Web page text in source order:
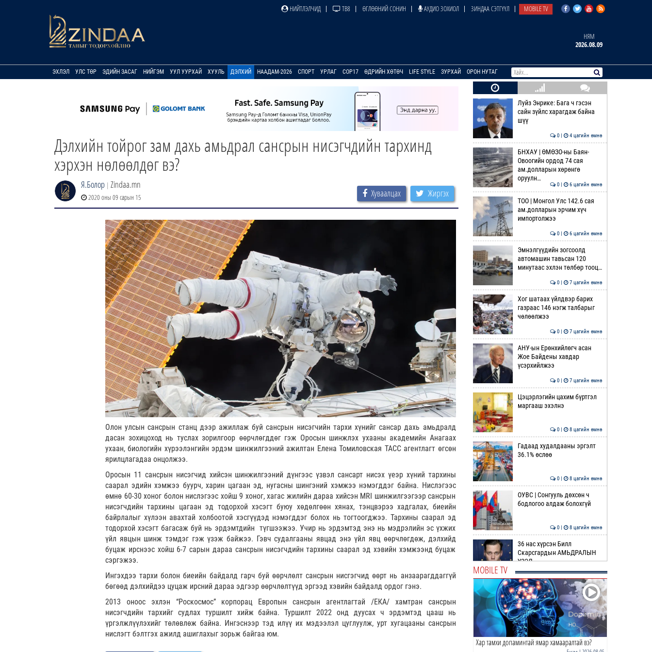
НИЙТЛЭЛЧИД ТВ8 ӨГЛӨӨНИЙ СОНИН АУДИО ЗОХИОЛ ЗИНДАА СЭТГҮҮЛ MOBILE TV
НЯМ
2026.08.09
ЭХЛЭЛ УЛС ТӨР ЭДИЙН ЗАСАГ НИЙГЭМ УУЛ УУРХАЙ ХУУЛЬ ДЭЛХИЙ НААДАМ-2026 СПОРТ УРЛАГ COP17 ӨДРИЙН ХӨТӨЧ LIFE STYLE ЗУРХАЙ ОРОН НУТАГ
Дэлхийн тойрог зам дахь амьдрал сансрын нисэгчдийн тархинд
хэрхэн нөлөөлдөг вэ?
Я.Болор | Zindaa.mn
2020 оны 09 сарын 15 Хуваалцах Жиргэх
Олон улсын сансрын станц дээр ажиллаж буй сансрын нисэгчийн тархи хүнийг сансар дахь амьдралд
дасан зохицоход нь туслах зорилгоор өөрчлөгддөг гэж Оросын шинжлэх ухааны академийн Анагаах
ухаан, биологийн хүрээлэнгийн эрдэм шинжилгээний ажилтан Елена Томиловская ТАСС агентлагт өгсөн
ярилцлагадаа онцолжээ.
Оросын 11 сансрын нисэгчид хийсэн шинжилгээний дүнгээс үзвэл сансарт нисэх үеэр хүний тархины
саарал эдийн хэмжээ буурч, харин цагаан эд, нугасны шингэний хэмжээ нэмэгддэг байна. Нислэгээс
өмнө 60-30 хоног болон нислэгээс хойш 9 хоног, хагас жилийн дараа хийсэн MRI шинжилгээгээр сансрын
нисэгчдийн тархины цагаан эд тодорхой хэсэгт буюу хөдөлгөөн хянах, тэнцвэрээ хадгалах, биеийн
байрлалыг хүлээн авахтай холбоотой хэсгүүдэд нэмэгддэг болох нь тогтоогджээ. Тархины саарал эд
тодорхой хэсэгт багасаж буй нь эрдэмтдийн түгшээжээ. Учир нь эрдэмтэд энэ нь мэдрэлийн эс үхжих
үйл явцын шинж тэмдэг гэж үзэж байжээ. Гэвч судалгааны явцад энэ үйл явц өөрчлөгдөж, дэлхийд
буцаж ирснээс хойш 6-7 сарын дараа сансрын нисэгчдийн тархины саарал эд хэвийн хэмжээнд буцаж
сэргэжээ.
Ингэхдээ тархи болон биеийн байдалд гарч буй өөрчлөлт сансрын нисгэгчид өөрт нь анзаарагддаггүй
бөгөөд дэлхийдээ цуцаж ирсний дараа эдгээр өөрчлөлтүүд эргээд хэвийн байдалд ордог гэнэ.
2013 оноос эхлэн “Роскосмос” корпорац Европын сансрын агентлагтай /ЕКА/ хамтран сансрын
нисэгчдийн тархийг судлах туршилт хийж байна. Туршилт 2022 онд дуусах ч эрдэмтэд цааш нь
үргэлжлүүлэхийг төлөвлөж байна. Ингэснээр тэд илүү их мэдээлэл цуглуулж, урт хугацааны сансрын
нислэгт бэлтгэх ажилд ашиглахыг зорьж байгаа юм.
Луйз Энрике: Бага ч гэсэн
сайн зүйлс харагдаж байна
шүү
0 | 4 цагийн өмнө
БНХАУ | ӨМӨЗО-ны Баян-
Овоогийн ордод 74 сая
ам.долларын хөрөнгө
оруулн…
0 | 6 цагийн өмнө
ТОО | Монгол Улс 142.6 сая
ам.долларын эрчим хүч
импортолжээ
0 | 6 цагийн өмнө
Эмнэлгүүдийн зогсоолд
автомашин тавьсан 120
минутаас эхлэн төлбөр тооц…
0 | 7 цагийн өмнө
Хог шатаах үйлдвэр барих
газраас 146 нэгж талбарыг
чөлөөлжээ
0 | 7 цагийн өмнө
АНУ-ын Ерөнхийлөгч асан
Жое Байдены хавдар
үсэрхийлжээ
0 | 7 цагийн өмнө
Цэцэрлэгийн цахим бүртгэл
маргааш эхэлнэ
0 | 8 цагийн өмнө
Гадаад худалдааны эргэлт
36.1% өслөө
0 | 8 цагийн өмнө
ОУВС | Сонгууль дөхсөн ч
бодлогоо алдаж болохгүй
0 | 8 цагийн өмнө
36 нас хүрсэн Билл
Скарсгардын АМЬДРАЛЫН
ҮЗЭЛ
ӨРНИЙН ЗУРХАЙ |
Жинлүүрийнхний бүтээлч
байдал нэмэгдэнэ
0 | 11 цагийн өмнө
ӨГЛӨӨНИЙ МЭНД!
MOBILE TV
Хар тамхи допаминтай ямар хамааралтай вэ?